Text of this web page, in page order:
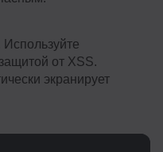
Используйте
от XSS.
экранирует